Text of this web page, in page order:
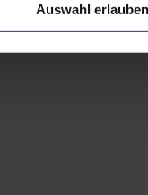
Auswahl erlauben